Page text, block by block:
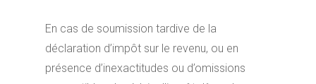
En cas de soumission tardive de la
déclaration d’impôt sur le revenu, ou en
présence d’inexactitudes ou d’omissions